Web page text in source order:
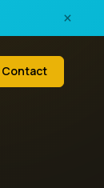
×
Contact